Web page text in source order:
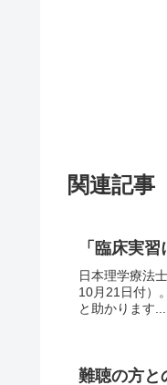
関連記事
「臨床実
日本理学療法
10月21日付）
と助かります...
難聴の方と